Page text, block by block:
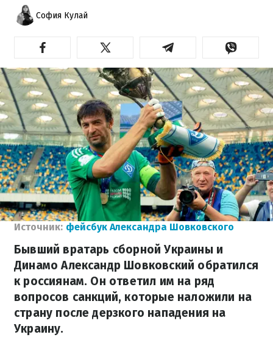
София Кулай
Источник: фейсбук Александра Шовковского
Бывший вратарь сборной Украины и
Динамо Александр Шовковский обратился
к россиянам. Он ответил им на ряд
вопросов санкций, которые наложили на
страну после дерзкого нападения на
Украину.